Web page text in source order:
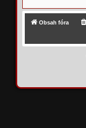
Obsah fóra